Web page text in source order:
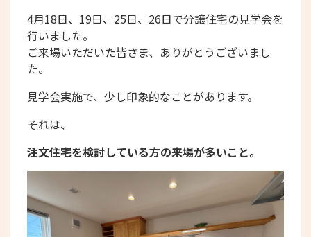
4月18日、19日、25日、26日で分譲住宅の見学会を
行いました。
ご来場いただいた皆さま、ありがとうございまし
た。
見学会実施で、少し印象的なことがあります。
それは、
注文住宅を検討している方の来場が多いこと。